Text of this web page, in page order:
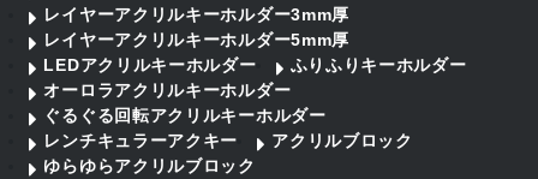
レイヤーアクリルキーホルダー3mm厚
レイヤーアクリルキーホルダー5mm厚
LEDアクリルキーホルダー
ふりふりキーホルダー
オーロラアクリルキーホルダー
ぐるぐる回転アクリルキーホルダー
レンチキュラーアクキー
アクリルブロック
ゆらゆらアクリルブロック